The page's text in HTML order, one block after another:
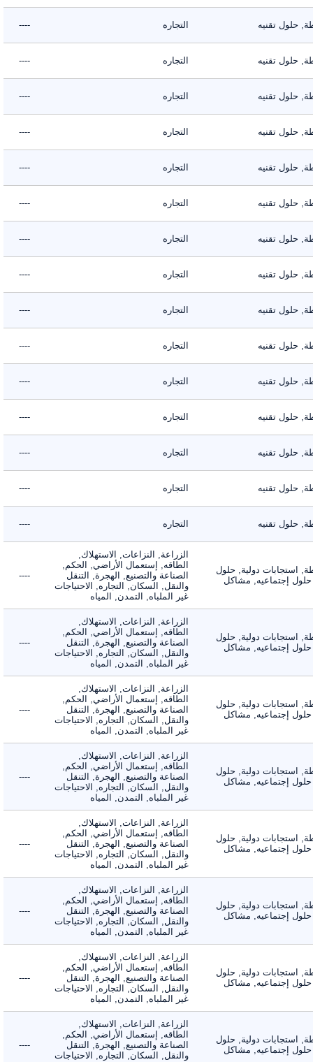
حلول تقنيه التجاره ----
حلول تقنيه التجاره ----
حلول تقنيه التجاره ----
حلول تقنيه التجاره ----
حلول تقنيه التجاره ----
حلول تقنيه التجاره ----
حلول تقنيه التجاره ----
حلول تقنيه التجاره ----
حلول تقنيه التجاره ----
حلول تقنيه التجاره ----
حلول تقنيه التجاره ----
حلول تقنيه التجاره ----
حلول تقنيه التجاره ----
حلول تقنيه التجاره ----
حلول تقنيه التجاره ----
استجابات دولية, حلول
إجتماعيه, مشاكل
الزراعة, النزاعات, الاستهلاك,
الطاقه, إستعمال الأراضي, الحكم,
الصناعة والتصنيع, الهجرة, التنقل
والنقل, السكان, التجاره, الاحتياجات
غير الملباه, التمدن, المياه
----
استجابات دولية, حلول
إجتماعيه, مشاكل
الزراعة, النزاعات, الاستهلاك,
الطاقه, إستعمال الأراضي, الحكم,
الصناعة والتصنيع, الهجرة, التنقل
والنقل, السكان, التجاره, الاحتياجات
غير الملباه, التمدن, المياه
----
استجابات دولية, حلول
إجتماعيه, مشاكل
الزراعة, النزاعات, الاستهلاك,
الطاقه, إستعمال الأراضي, الحكم,
الصناعة والتصنيع, الهجرة, التنقل
والنقل, السكان, التجاره, الاحتياجات
غير الملباه, التمدن, المياه
----
استجابات دولية, حلول
إجتماعيه, مشاكل
الزراعة, النزاعات, الاستهلاك,
الطاقه, إستعمال الأراضي, الحكم,
الصناعة والتصنيع, الهجرة, التنقل
والنقل, السكان, التجاره, الاحتياجات
غير الملباه, التمدن, المياه
----
استجابات دولية, حلول
إجتماعيه, مشاكل
الزراعة, النزاعات, الاستهلاك,
الطاقه, إستعمال الأراضي, الحكم,
الصناعة والتصنيع, الهجرة, التنقل
والنقل, السكان, التجاره, الاحتياجات
غير الملباه, التمدن, المياه
----
استجابات دولية, حلول
إجتماعيه, مشاكل
الزراعة, النزاعات, الاستهلاك,
الطاقه, إستعمال الأراضي, الحكم,
الصناعة والتصنيع, الهجرة, التنقل
والنقل, السكان, التجاره, الاحتياجات
غير الملباه, التمدن, المياه
----
استجابات دولية, حلول
إجتماعيه, مشاكل
الزراعة, النزاعات, الاستهلاك,
الطاقه, إستعمال الأراضي, الحكم,
الصناعة والتصنيع, الهجرة, التنقل
والنقل, السكان, التجاره, الاحتياجات
غير الملباه, التمدن, المياه
----
استجابات دولية, حلول
إجتماعيه, مشاكل
الزراعة, النزاعات, الاستهلاك,
الطاقه, إستعمال الأراضي, الحكم,
الصناعة والتصنيع, الهجرة, التنقل
والنقل, السكان, التجاره, الاحتياجات
----